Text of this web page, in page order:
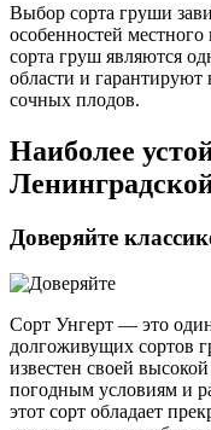
Выбор сорта груши
особенностей
сорта груш являются
области и
сочных плодов.
Наиболее
Доверяйте
Сорт Унгерт — это
долгоживущих сортов
известен своей
погодным условиям и
этот сорт обладает